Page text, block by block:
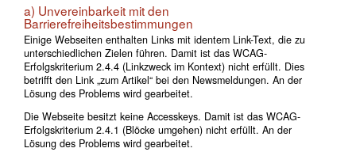
a) Unvereinbarkeit mit den
Barrierefreiheitsbestimmungen
Einige Webseiten enthalten Links mit identem Link-Text, die zu
unterschiedlichen Zielen führen. Damit ist das WCAG-
Erfolgskriterium 2.4.4 (Linkzweck im Kontext) nicht erfüllt. Dies
betrifft den Link „zum Artikel“ bei den Newsmeldungen. An der
Lösung des Problems wird gearbeitet.
Die Webseite besitzt keine Accesskeys. Damit ist das WCAG-
Erfolgskriterium 2.4.1 (Blöcke umgehen) nicht erfüllt. An der
Lösung des Problems wird gearbeitet.